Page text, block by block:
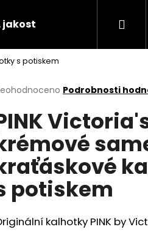
jakost
s potiskem
je
Podrobnosti
potiskem
kalhotky PINK by